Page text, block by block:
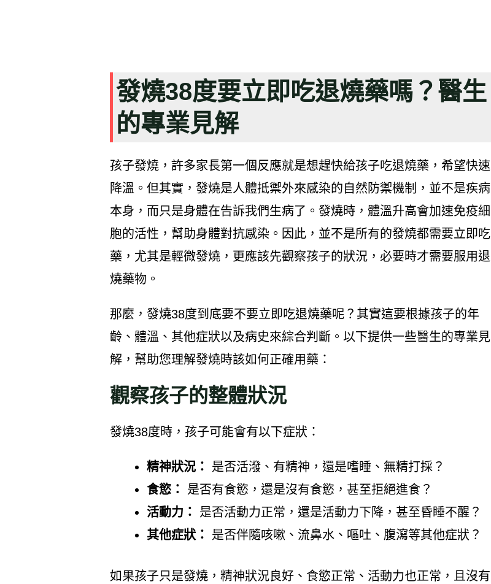
發燒38度要立即吃退燒藥嗎？醫生
的專業見解
孩子發燒，許多家長第一個反應就是想趕快給孩子吃退燒藥，希望快速
降溫。但其實，發燒是人體抵禦外來感染的自然防禦機制，並不是疾病
本身，而只是身體在告訴我們生病了。發燒時，體溫升高會加速免疫細
胞的活性，幫助身體對抗感染。因此，並不是所有的發燒都需要立即吃
藥，尤其是輕微發燒，更應該先觀察孩子的狀況，必要時才需要服用退
燒藥物。
那麼，發燒38度到底要不要立即吃退燒藥呢？其實這要根據孩子的年
齡、體溫、其他症狀以及病史來綜合判斷。以下提供一些醫生的專業見
解，幫助您理解發燒時該如何正確用藥：
觀察孩子的整體狀況
發燒38度時，孩子可能會有以下症狀：
精神狀況：
是否活潑、有精神，還是嗜睡、無精打採？
食慾：
是否有食慾，還是沒有食慾，甚至拒絕進食？
活動力：
是否活動力正常，還是活動力下降，甚至昏睡不醒？
其他症狀：
是否伴隨咳嗽、流鼻水、嘔吐、腹瀉等其他症狀？
如果孩子只是發燒，精神狀況良好、食慾正常、活動力也正常，且沒有